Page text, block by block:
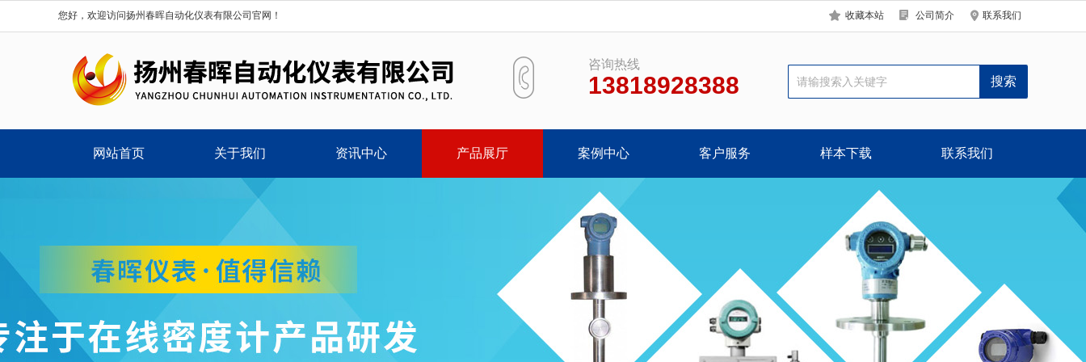
您好，欢迎访问扬州春晖自动化仪表有限公司官网！ 收藏本站 公司简介 联系我们
咨询热线
13818928388
网站首页 关于我们 资讯中心 产品展厅 案例中心 客户服务 样本下载 联系我们